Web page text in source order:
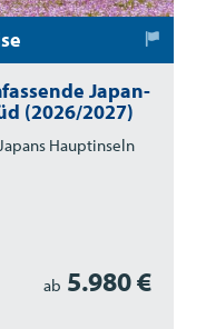
Japan-
(2026/2027)
Hauptinseln
ab 5.980 €